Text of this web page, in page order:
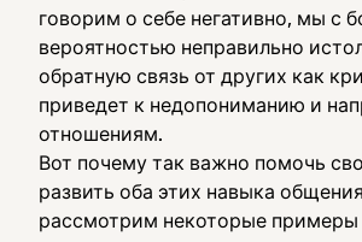
говорим о себе негативно, мы с
вероятностью неправильно
обратную связь от других как
приведет к недопониманию и
отношениям.
Вот почему так важно помочь
развить оба этих навыка
рассмотрим некоторые примеры